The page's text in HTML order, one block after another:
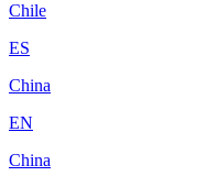
Chile
ES
China
EN
China